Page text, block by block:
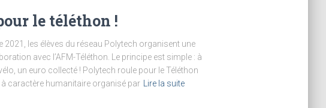
le téléthon !
2021, les élèves du réseau Polytech organisent une
avec l’AFM-Téléthon. Le principe est simple : à
un euro collecté ! Polytech roule pour le Téléthon
caractère humanitaire organisé par
Lire la suite